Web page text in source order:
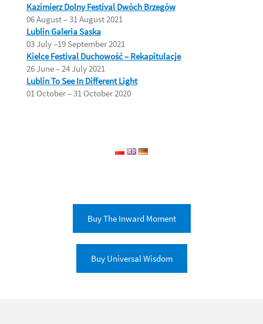
Kazimierz Dolny Festival Dwóch Brzegów
06 August – 31 August 2021
Lublin Galeria Saska
03 July –19 September 2021
Kielce Festival Duchowość – Rekapitulacje
26 June – 24 July 2021
Lublin To See In Different Light
01 October – 31 October 2020
Buy The Inward Moment
Buy Universal Wisdom